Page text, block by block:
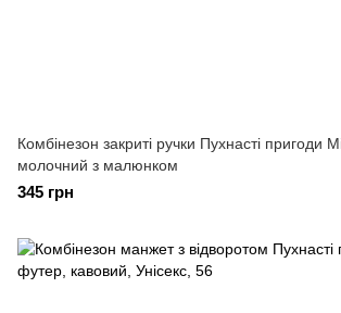
Комбінезон закриті ручки Пухнасті пригоди
молочний з малюнком
345 грн